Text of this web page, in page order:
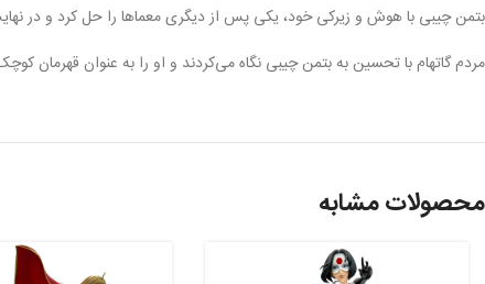
بتمن چیبی با هوش و زیرکی خود، یکی پس از دیگری معماها را حل کرد و در
مردم گاتهام با تحسین به بتمن چیبی نگاه می‌کردند و او را به عنوان
محصولات مشابه